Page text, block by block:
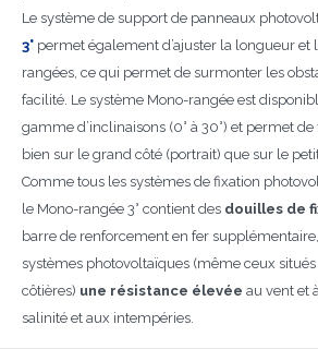
Le système de support de panneaux
3° permet également d’ajuster la longueur et
rangées, ce qui permet de surmonter les
facilité. Le système Mono-rangée est
gamme d’inclinaisons (0° à 30°) et permet
bien sur le grand côté (portrait) que sur le
Comme tous les systèmes de fixation
le Mono-rangée 3° contient des douilles de
barre de renforcement en fer
systèmes photovoltaïques (même ceux
côtières) une résistance élevée au vent et
salinité et aux intempéries.